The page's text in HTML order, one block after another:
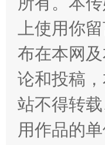
扯下公款旅
上使用你
布在本网
论和投稿
站不得转
用作品的